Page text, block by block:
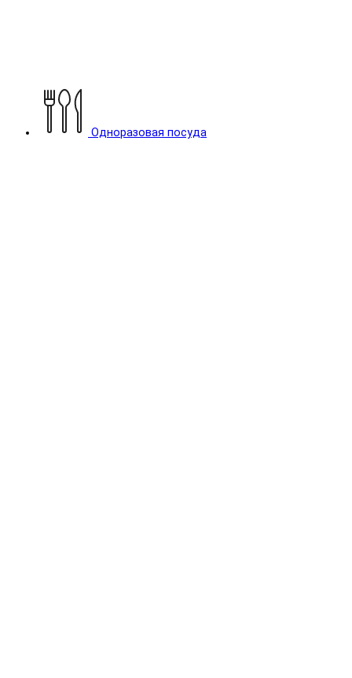
Одноразовая посуда